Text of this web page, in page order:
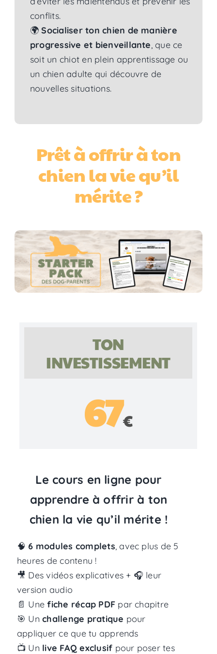
conflits.
🌍Socialiser ton chien de manière
progressive et bienveillante, que ce
soit un chiot en plein apprentissage ou
un chien adulte qui découvre de
nouvelles situations.
Prêt à offrir à ton
chien la vie qu’il
mérite ?
TON
INVESTISSEMENT
67€
Le cours en ligne pour
apprendre à offrir à ton
chien la vie qu’il mérite !
🧠 6 modules complets, avec plus de 5
heures de contenu !
🎥 Des vidéos explicatives + 🎧 leur
version audio
📄 Unefiche récap PDF par chapitre
🎯 Unchallenge pratique pour
appliquer ce que tu apprends
📺 Un live FAQ exclusif pour poser tes